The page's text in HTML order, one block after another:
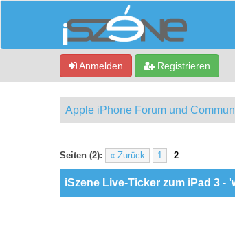
Anmelden Registrieren
Apple iPhone Forum und
Seiten (2): « Zurück 1 2
3 Bewertung(en) - 4.67
1
2
3
4
5
iSzene Live-Ticker zum iPad 3 -